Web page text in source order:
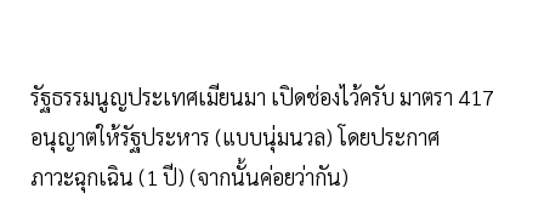
รัฐธรรมนูญประเทศเมียนมา เปิดช่องไว้ครับ มาตรา 417
อนุญาตให้รัฐประหาร (แบบนุ่มนวล) โดยประกาศ
ภาวะฉุกเฉิน (1 ปี) (จากนั้นค่อยว่ากัน)